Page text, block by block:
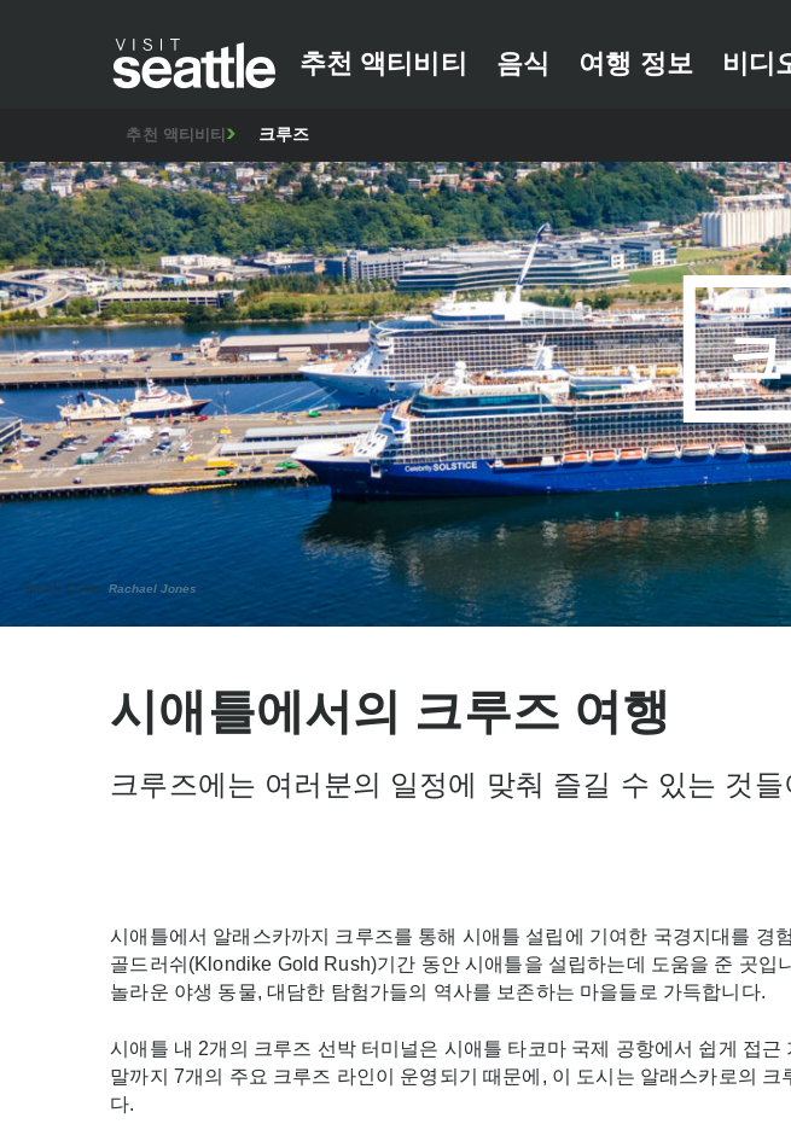
추천 액티비티 음식 여행 정보 비디
추천 액티비티 크루즈
Smith Cove Rachael Jones
시애틀에서의 크루즈 여행
크루즈에는 여러분의 일정에 맞춰 즐길 수 있는 것
시애틀에서 알래스카까지 크루즈를 통해 시애틀 설립에 기여한 국경지대를 경
골드러쉬(Klondike Gold Rush)기간 동안 시애틀을 설립하는데 도움을 준 곳입
놀라운 야생 동물, 대담한 탐험가들의 역사를 보존하는 마을들로 가득합니다.
시애틀 내 2개의 크루즈 선박 터미널은 시애틀 타코마 국제 공항에서 쉽게 접근
말까지 7개의 주요 크루즈 라인이 운영되기 때문에, 이 도시는 알래스카로의 크
다.